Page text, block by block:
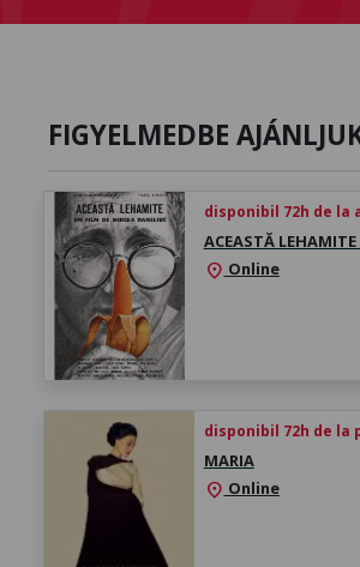
FIGYELMEDBE
disponibil 72h de la
ACEASTĂ
location_on Online
disponibil 72h de la
MARIA
location_on Online